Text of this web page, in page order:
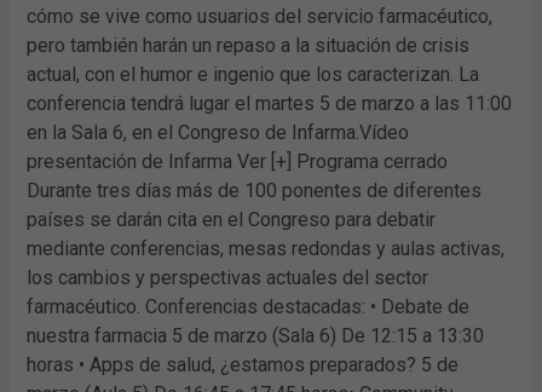
cómo se vive como usuarios del servicio farmacéutico,
pero también harán un repaso a la situación de crisis
actual, con el humor e ingenio que los caracterizan. La
conferencia tendrá lugar el martes 5 de marzo a las 11:00
en la Sala 6, en el Congreso de Infarma.Vídeo
presentación de Infarma Ver [+] Programa cerrado
Durante tres días más de 100 ponentes de diferentes
países se darán cita en el Congreso para debatir
mediante conferencias, mesas redondas y aulas activas,
los cambios y perspectivas actuales del sector
farmacéutico. Conferencias destacadas: • Debate de
nuestra farmacia 5 de marzo (Sala 6) De 12:15 a 13:30
horas • Apps de salud, ¿estamos preparados? 5 de